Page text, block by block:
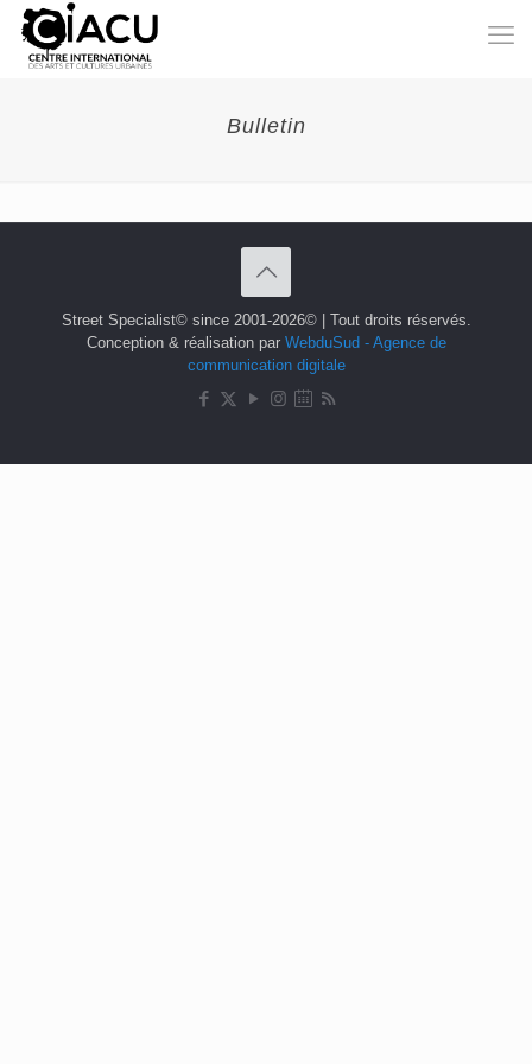
Bulletin
Street Specialist© since 2001-2026© | Tout droits réservés.
Conception & réalisation par WebduSud - Agence de
communication digitale